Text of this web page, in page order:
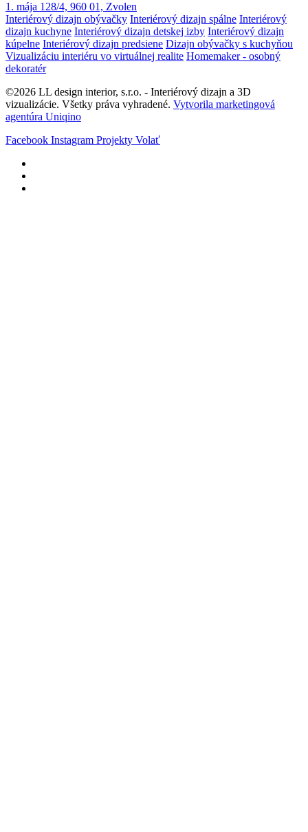
1. mája 128/4, 960 01, Zvolen
Interiérový dizajn obývačky Interiérový dizajn spálne Interiérový
dizajn kuchyne Interiérový dizajn detskej izby Interiérový dizajn
kúpelne Interiérový dizajn predsiene Dizajn obývačky s kuchyňou
Vizualizáciu interiéru vo virtuálnej realite Homemaker - osobný
dekoratér
©2026 LL design interior, s.r.o. - Interiérový dizajn a 3D
vizualizácie. Všetky práva vyhradené. Vytvorila marketingová
agentúra Uniqino
Facebook Instagram Projekty Volať